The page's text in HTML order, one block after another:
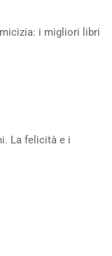
i migliori libri
La felicità e i